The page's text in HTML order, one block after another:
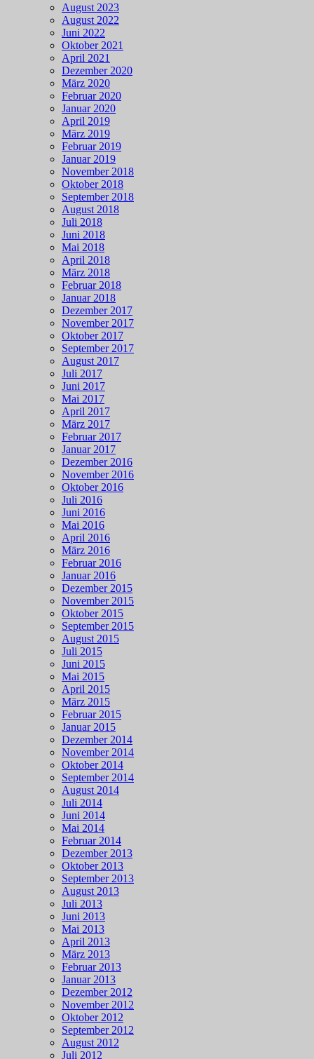
August 2023
August 2022
Juni 2022
Oktober 2021
April 2021
Dezember 2020
März 2020
Februar 2020
Januar 2020
April 2019
März 2019
Februar 2019
Januar 2019
November 2018
Oktober 2018
September 2018
August 2018
Juli 2018
Juni 2018
Mai 2018
April 2018
März 2018
Februar 2018
Januar 2018
Dezember 2017
November 2017
Oktober 2017
September 2017
August 2017
Juli 2017
Juni 2017
Mai 2017
April 2017
März 2017
Februar 2017
Januar 2017
Dezember 2016
November 2016
Oktober 2016
Juli 2016
Juni 2016
Mai 2016
April 2016
März 2016
Februar 2016
Januar 2016
Dezember 2015
November 2015
Oktober 2015
September 2015
August 2015
Juli 2015
Juni 2015
Mai 2015
April 2015
März 2015
Februar 2015
Januar 2015
Dezember 2014
November 2014
Oktober 2014
September 2014
August 2014
Juli 2014
Juni 2014
Mai 2014
Februar 2014
Dezember 2013
Oktober 2013
September 2013
August 2013
Juli 2013
Juni 2013
Mai 2013
April 2013
März 2013
Februar 2013
Januar 2013
Dezember 2012
November 2012
Oktober 2012
September 2012
August 2012
Juli 2012